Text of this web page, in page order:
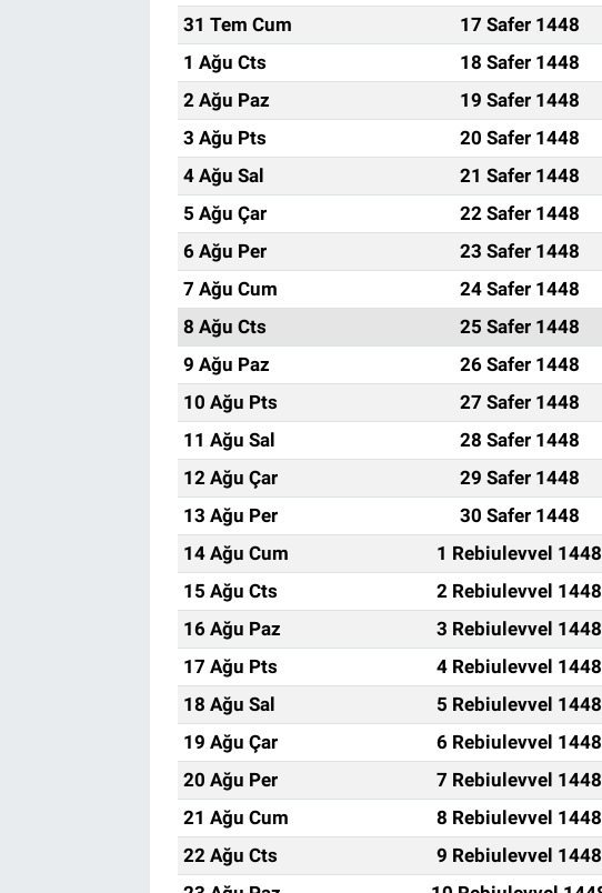
31 Tem Cum
17 Safer 1448
1 Ağu Cts
18 Safer 1448
2 Ağu Paz
19 Safer 1448
3 Ağu Pts
20 Safer 1448
4 Ağu Sal
21 Safer 1448
5 Ağu Çar
22 Safer 1448
6 Ağu Per
23 Safer 1448
7 Ağu Cum
24 Safer 1448
8 Ağu Cts
25 Safer 1448
9 Ağu Paz
26 Safer 1448
10 Ağu Pts
27 Safer 1448
11 Ağu Sal
28 Safer 1448
12 Ağu Çar
29 Safer 1448
13 Ağu Per
30 Safer 1448
14 Ağu Cum
1 Rebiulevvel 1448
15 Ağu Cts
2 Rebiulevvel 1448
16 Ağu Paz
3 Rebiulevvel 1448
17 Ağu Pts
4 Rebiulevvel 1448
18 Ağu Sal
5 Rebiulevvel 1448
19 Ağu Çar
6 Rebiulevvel 1448
20 Ağu Per
7 Rebiulevvel 1448
21 Ağu Cum
8 Rebiulevvel 1448
22 Ağu Cts
9 Rebiulevvel 1448